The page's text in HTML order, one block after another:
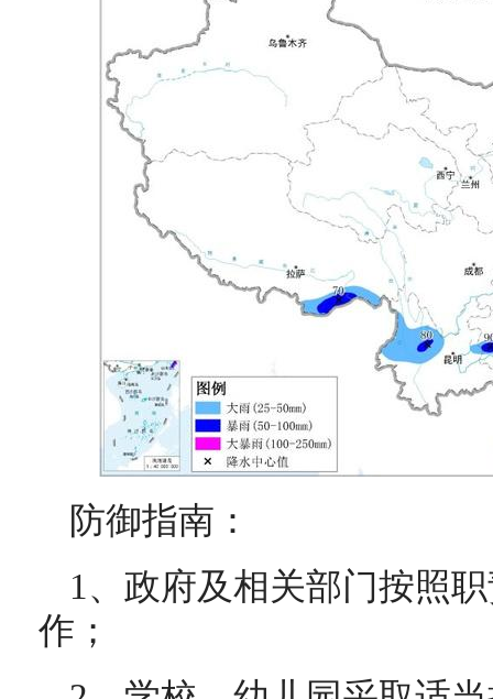
防御指南：
1、政府及相关部门按照
作；